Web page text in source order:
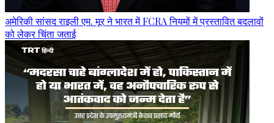
अमेरिकी सांसद राइली एम. मूर ने भारत में FCRA नियमों में प्रस्तावित बदलावों
को लेकर चिंता जताई